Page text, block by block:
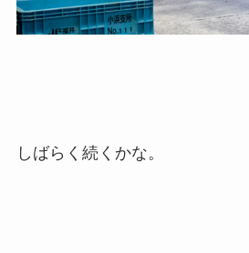
しばらく続くかな。